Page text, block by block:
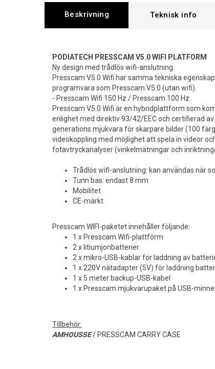
Beskrivning
PODIATECH PRESSCAM V5.0 WIFI
PLATFORM
Ny design med trådlös wifi-anslutning.
Presscam V5.0 Wifi har samma tekniska
programvara som Presscam V5.0 (utan wifi).
- Presscam Wifi 150 Hz / Presscam 100 Hz
Presscam V5.0 Wifi är en hybridplattform som
enlighet med direktiv 93/42/EEC och certifierad
generations mjukvara för skarpare bilder (100
videokoppling med möjlighet att spela in videor
fotavtryckanalyser (vinkelmätningar och
Trådlös wifi-anslutning: kan användas när
Tunn bas: endast 8 mm
Mobilitet
CE-märkt
Presscam WIFI-paketet innehåller följande:
1 x Presscam Wifi-plattform
2 x litiumjonbatterier
2 x mikro-USB-kablar för laddning av
1 x 220V nätadapter (5V) för laddning
1 x 5 meter backup-USB-kabel
1 x Presscam mjukvarupaket på USB-minne
Tillbehör:
AMHOUSSE/ PRESSCAM CARRY CASE